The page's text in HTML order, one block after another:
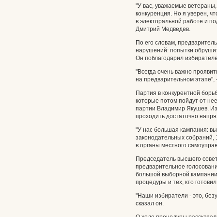
"У вас, уважаемые
конкуренция. Но я уверен,
в электоральной работе и
Дмитрий Медведев.
По его словам,
нарушений: попытки
Он поблагодарил
"Всегда очень важно
на предварительном этапе",
Партия в конкурентной
которые потом пойдут от
партии Владимир Якушев.
проходить достаточно
"У нас большая кампания:
законодательных
в органы местного
Председатель высшего
предварительное
большой выборной
процедуры и тех, кто
"Наши избиратели - это,
сказал он.